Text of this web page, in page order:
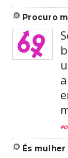
procuro
és